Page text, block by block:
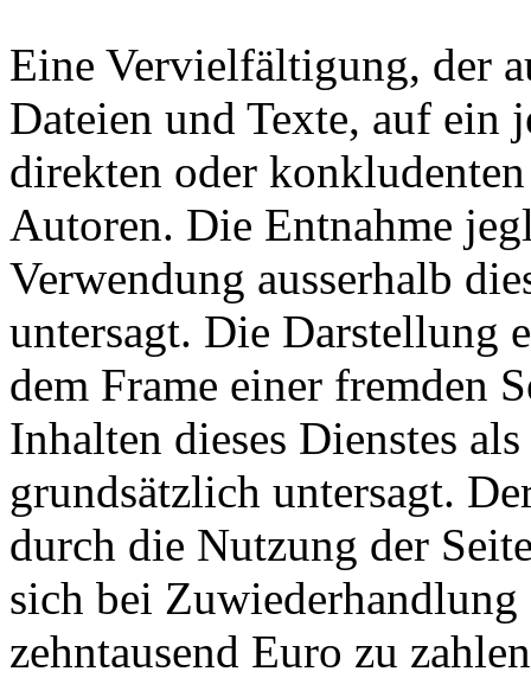
Eine Vervielfältigung, der
Dateien und Texte, auf ein
direkten oder
Autoren. Die Entnahme
Verwendung ausserhalb
untersagt. Die Darstellung
dem Frame einer fremden
Inhalten dieses Dienstes
grundsätzlich untersagt.
durch die Nutzung der
sich bei
zehntausend Euro zu